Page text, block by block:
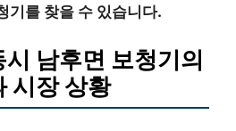
기를 찾을 수 있습니다.
남후면 보청기의
시장 상황